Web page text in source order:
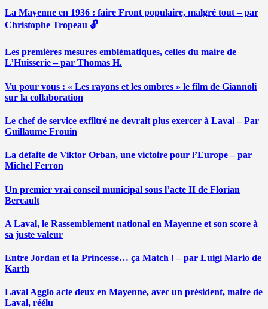
La Mayenne en 1936 : faire Front populaire, malgré tout – par
Christophe Tropeau 🔓
Les premières mesures emblématiques, celles du maire de
L’Huisserie – par Thomas H.
Vu pour vous : « Les rayons et les ombres » le film de Giannoli
sur la collaboration
Le chef de service exfiltré ne devrait plus exercer à Laval – Par
Guillaume Frouin
La défaite de Viktor Orban, une victoire pour l’Europe – par
Michel Ferron
Un premier vrai conseil municipal sous l’acte II de Florian
Bercault
A Laval, le Rassemblement national en Mayenne et son score à
sa juste valeur
Entre Jordan et la Princesse… ça Match ! – par Luigi Mario de
Karth
Laval Agglo acte deux en Mayenne, avec un président, maire de
Laval, réélu